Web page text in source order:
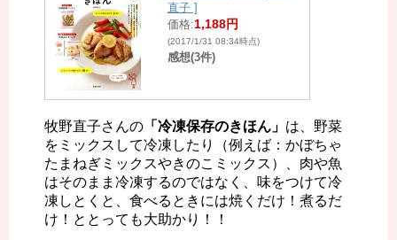
直子 ]
価格:1,188円
(2017/1/31 08:34時点)
感想(3件)
牧野直子さんの 「冷凍保存のきほん」 は、野菜
をミックスして冷凍したり（例えば：かぼちゃ
たまねぎミックスやきのこミックス）、肉や魚
はそのまま冷凍するのではなく、味をつけて冷
凍しとくと、食べるときには焼くだけ！煮るだ
け！ととっても大助かり！！